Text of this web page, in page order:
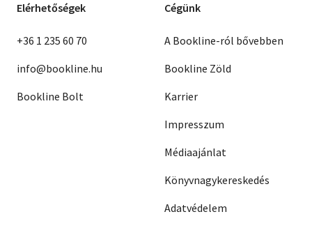
Elérhetőségek
+36 1 235 60 70
info@bookline.hu
Bookline Bolt
Cégünk
A Bookline-ról bővebben
Bookline Zöld
Karrier
Impresszum
Médiaajánlat
Könyvnagykereskedés
Adatvédelem